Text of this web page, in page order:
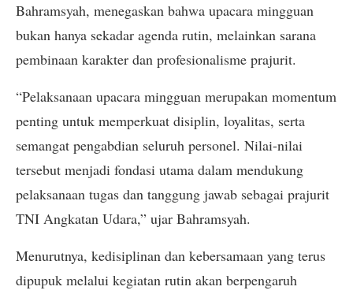
Bahramsyah, menegaskan bahwa upacara mingguan
bukan hanya sekadar agenda rutin, melainkan sarana
pembinaan karakter dan profesionalisme prajurit.
“Pelaksanaan upacara mingguan merupakan momentum
penting untuk memperkuat disiplin, loyalitas, serta
semangat pengabdian seluruh personel. Nilai-nilai
tersebut menjadi fondasi utama dalam mendukung
pelaksanaan tugas dan tanggung jawab sebagai prajurit
TNI Angkatan Udara,” ujar Bahramsyah.
Menurutnya, kedisiplinan dan kebersamaan yang terus
dipupuk melalui kegiatan rutin akan berpengaruh